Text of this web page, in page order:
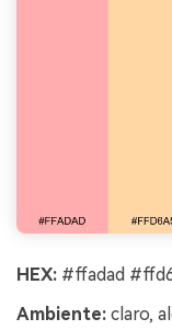
HEX: #ffadad
Ambiente: claro,